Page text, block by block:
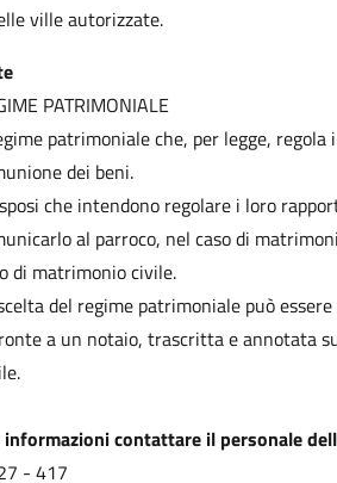
ville autorizzate.
PATRIMONIALE
patrimoniale che, per legge,
dei beni.
che intendono regolare i loro
al parroco, nel caso di
di matrimonio civile.
del regime patrimoniale può
a un notaio, trascritta e annotata
informazioni contattare il personale
- 417